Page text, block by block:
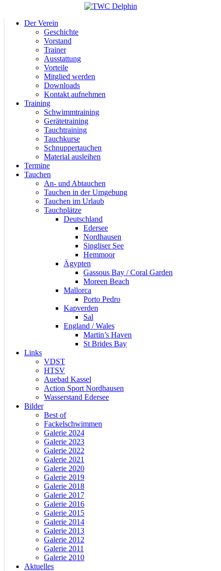
Der Verein
Geschichte
Vorstand
Trainer
Ausstattung
Vorteile
Mitglied werden
Downloads
Kontakt aufnehmen
Training
Schwimmtraining
Gerätetraining
Tauchtraining
Tauchkurse
Schnuppertauchen
Material ausleihen
Termine
Tauchen
An- und Abtauchen
Tauchen in der Umgebung
Tauchen im Urlaub
Tauchplätze
Deutschland
Edersee
Nordhausen
Singliser See
Hemmoor
Ägypten
Gassous Bay / Coral Garden
Moreen Beach
Mallorca
Porto Pedro
Kapverden
Sal
England / Wales
Martin’s Haven
St Brides Bay
Links
VDST
HTSV
Auebad Kassel
Action Sport Nordhausen
Wasserstand Edersee
Bilder
Best of
Fackelschwimmen
Galerie 2024
Galerie 2023
Galerie 2022
Galerie 2021
Galerie 2020
Galerie 2019
Galerie 2018
Galerie 2017
Galerie 2016
Galerie 2015
Galerie 2014
Galerie 2013
Galerie 2012
Galerie 2011
Galerie 2010
Aktuelles